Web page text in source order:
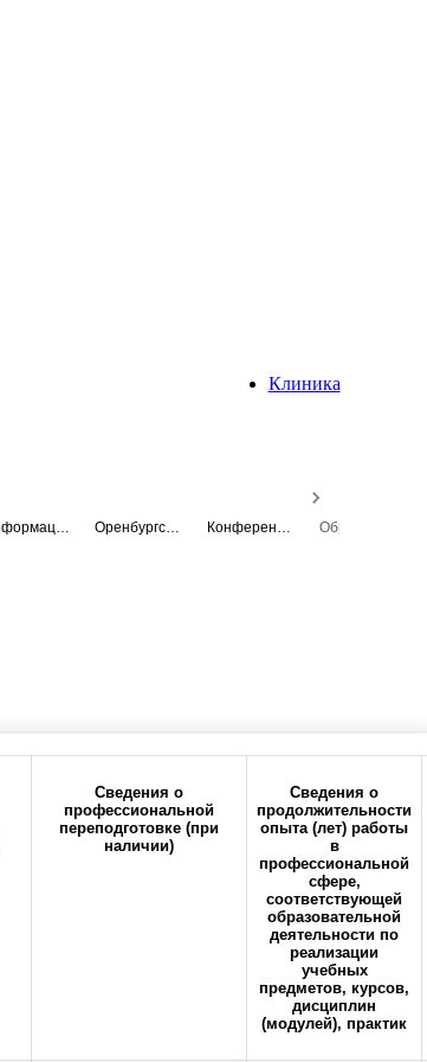
Клиника
Сведения о
профессиональной
переподготовке (при
наличии)
Сведения о
продолжительности
опыта (лет) работы
в
профессиональной
сфере,
соответствующей
образовательной
деятельности по
реализации
учебных
предметов, курсов,
дисциплин
(модулей), практик